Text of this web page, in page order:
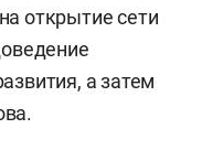
открытие сети
а затем